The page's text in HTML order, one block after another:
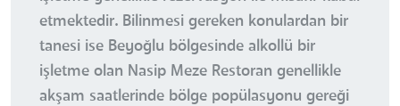
etmektedir. Bilinmesi gereken konulardan bir
tanesi ise Beyoğlu bölgesinde alkollü bir
işletme olan Nasip Meze Restoran genellikle
akşam saatlerinde bölge popülasyonu gereği